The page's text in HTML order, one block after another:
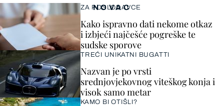
NOVAC
ZA POSLODAVCE
Kako ispravno dati nekome otkaz
i izbjeći najčešće pogreške te
sudske sporove
TREĆI UNIKATNI BUGATTI
Nazvan je po vrsti
srednjovjekovnog viteškog konja i
visok samo metar
KAMO BI OTIŠLI?